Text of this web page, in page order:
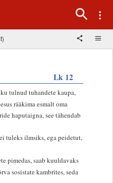
Lk 12
tulnud tuhandete kaupa,
rääkima esmalt oma
haputaigna, see tähendab
tuleks ilmsiks, ega peidetut,
pimedas, saab kuuldavaks
sosistate kambrites, seda